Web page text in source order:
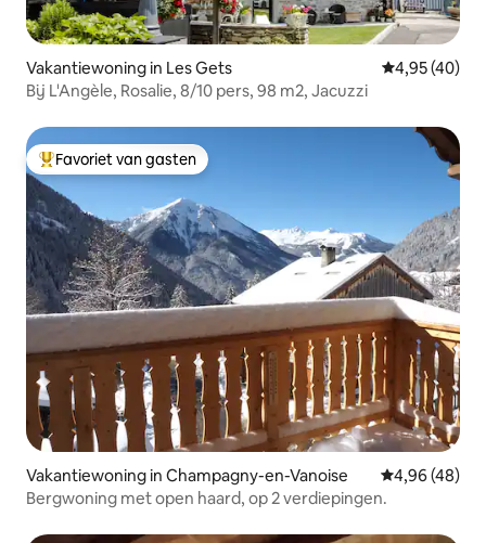
Vakantiewoning in Les Gets Gemiddelde
4,95 (40)
Bij L'Angèle, Rosalie, 8/10 pers, 98 m2, Jacuzzi
Topfavoriet van gasten
Favoriet van gasten
Vakantiewoning in Champagny-en-Vanoise Gemiddelde
4,96 (48)
Bergwoning met open haard, op 2 verdiepingen.